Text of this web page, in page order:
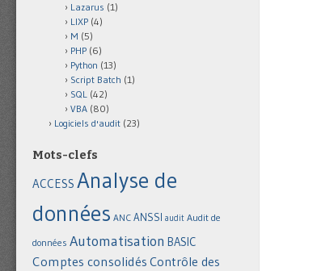
Lazarus (1)
LIXP (4)
M (5)
PHP (6)
Python (13)
Script Batch (1)
SQL (42)
VBA (80)
Logiciels d'audit (23)
Mots-clefs
ACCESS Analyse de
données ANC ANSSI audit Audit de
données Automatisation BASIC
Comptes consolidés Contrôle des